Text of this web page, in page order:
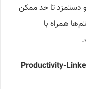
و دستمزد تا حد ممکن
همراه با
oductivity-